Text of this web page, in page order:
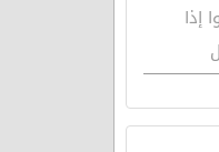
إذا